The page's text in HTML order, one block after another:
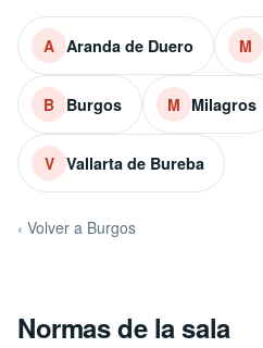
A Aranda de Duero M
B Burgos M Milagros
V Vallarta de Bureba
‹ Volver a Burgos
Normas de la sala